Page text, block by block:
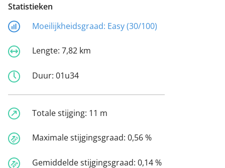
Statistieken
Moeilijkheidsgraad: Easy (30/100)
Lengte: 7,82 km
Duur: 01u34
Totale stijging: 11 m
Maximale stijgingsgraad: 0,56 %
Gemiddelde stijgingsgraad: 0,14 %